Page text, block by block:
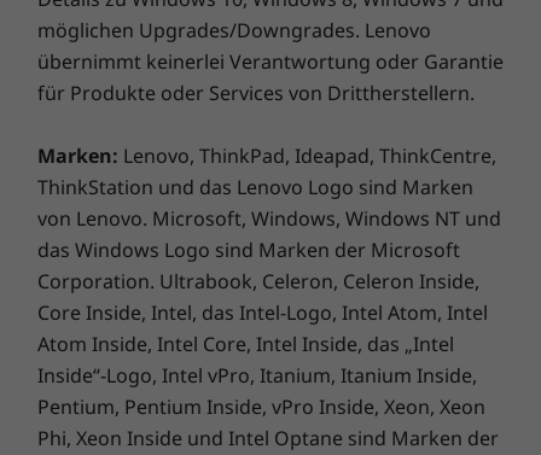
Handumdrehen einsatzbereit und dank der
Near Field Communication (NFC)-Technologie
kommen Sie sogar in den Genuss drahtloser
Kommunikation zwischen Ihrem Notebook
Dual Band AC (2x2) und Bluetooth® 4.2 machen
Drahtlosverbindungen zu einem Kinderspiel –
und selbst wenn einmal kein Router in der
Nähe ist, sind Sie mit der integrierten globalen
LTE-A-Breitbandverbindung stets online.
möglichen Upgrades/Downgrades. Lenovo
übernimmt keinerlei Verantwortung oder Garantie
für Produkte oder Services von Drittherstellern.
Marken: Lenovo, ThinkPad, Ideapad, ThinkCentre,
ThinkStation und das Lenovo Logo sind Marken
von Lenovo. Microsoft, Windows, Windows NT und
das Windows Logo sind Marken der Microsoft
Corporation. Ultrabook, Celeron, Celeron Inside,
Core Inside, Intel, das Intel-Logo, Intel Atom, Intel
Atom Inside, Intel Core, Intel Inside, das „Intel
Inside“-Logo, Intel vPro, Itanium, Itanium Inside,
Pentium, Pentium Inside, vPro Inside, Xeon, Xeon
Phi, Xeon Inside und Intel Optane sind Marken der